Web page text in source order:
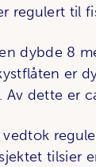
regulert til
dybde 8
er
Av dette er
tilsier